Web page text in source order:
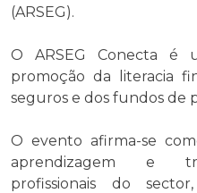
(ARSEG).
O ARSEG Conecta é
promoção da literacia
seguros e dos fundos de
O evento afirma-se
aprendizagem e
profissionais do